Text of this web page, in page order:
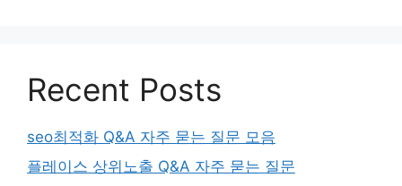
Recent Posts
seo최적화 Q&A 자주 묻는 질문 모음
플레이스 상위노출 Q&A 자주 묻는 질문